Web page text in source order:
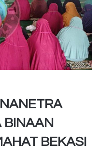
BINAAN
BEKASI